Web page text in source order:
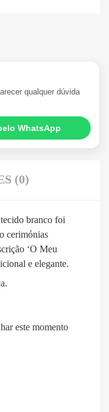
qualquer dúvida
WhatsApp
(0)
branco foi
cerimónias
‘O Meu
e elegante.
este momento